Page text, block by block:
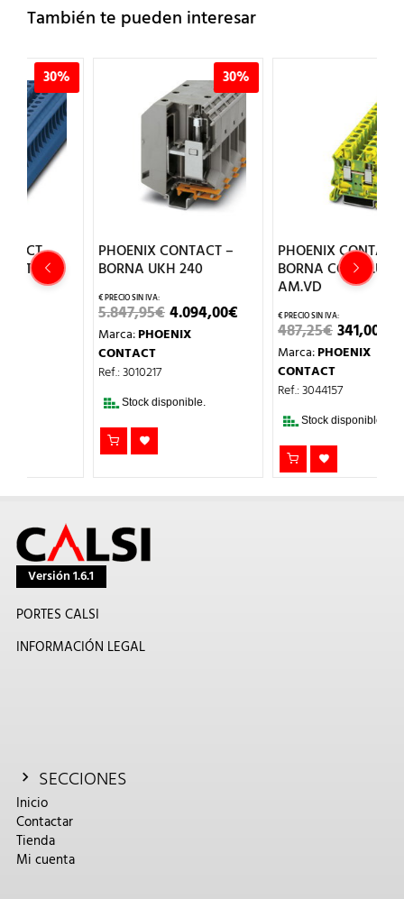
También te pueden interesar
30%
PHOENIX CONTACT –
BORNA UKH 240
€EL
PRECIO
ORIGINAL
ERA:
5.847,95€.
4.094,00€EL
PRECIO
ACTUAL
PHOENIX
Stock disponible.
PHOENIX CONTACT –
BORNA CONEX.UT 6-PE
EL
PRECIO
ORIGINAL
ERA:
487,25€.
341,00€EL
PRECIO
ACTUAL
ES:
341,00€.
PHOENIX
Stock disponible.
Versión 1.6.1
PORTES CALSI
INFORMACIÓN LEGAL
SECCIONES
Inicio
Contactar
Tienda
Mi cuenta